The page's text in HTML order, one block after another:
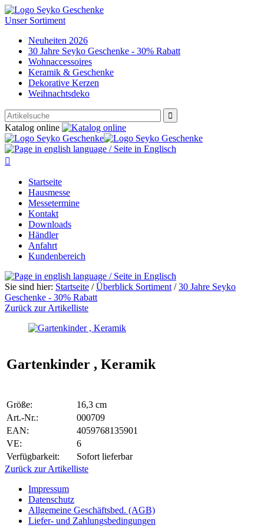
Unser Sortiment
Neuheiten 2026
30 Jahre Seyko Geschenke - 30% Rabatt
Wohnaccessoires
Keramik & Geschenke
Dekorative Kerzen
Weihnachtsdeko

Katalog online

Startseite
Hausmesse
Messetermine
Kontakt
Downloads
Händler
Anfahrt
Kundenbereich
Sie sind hier: Startseite /Überblick Sortiment /30 Jahre Seyko
Geschenke - 30% Rabatt
Zurück zur Artikelliste
Gartenkinder , Keramik
Größe:
16,3 cm
Art.-Nr.:
000709
EAN:
4059768135901
VE:
6
Verfügbarkeit:
Sofort lieferbar
Zurück zur Artikelliste
Impressum
Datenschutz
Allgemeine Geschäftsbed. (AGB)
Liefer- und Zahlungsbedingungen